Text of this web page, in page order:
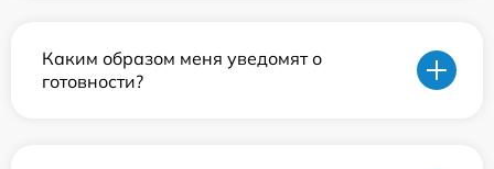
Каким образом меня уведомят о
готовности?